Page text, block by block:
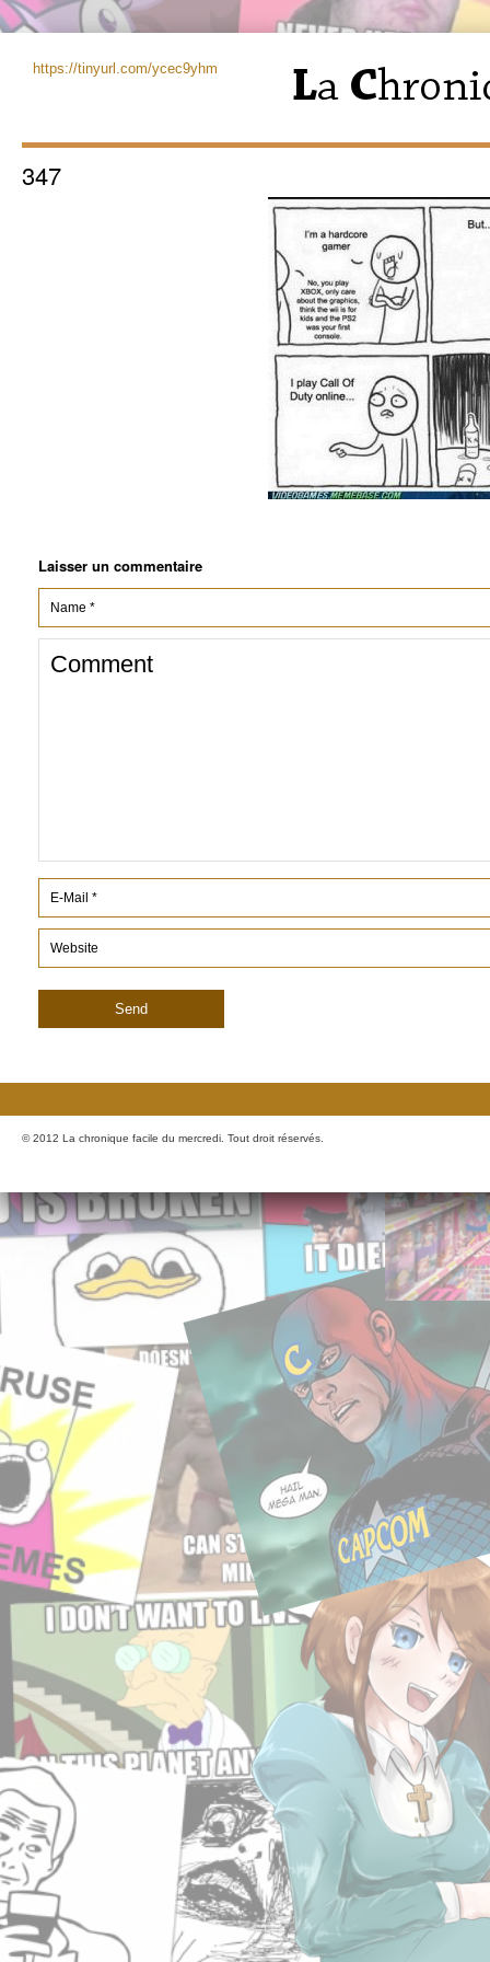
https://tinyurl.com/ycec9yhm
347
Laisser un commentaire
© 2012 La chronique facile du mercredi. Tout droit réservés.